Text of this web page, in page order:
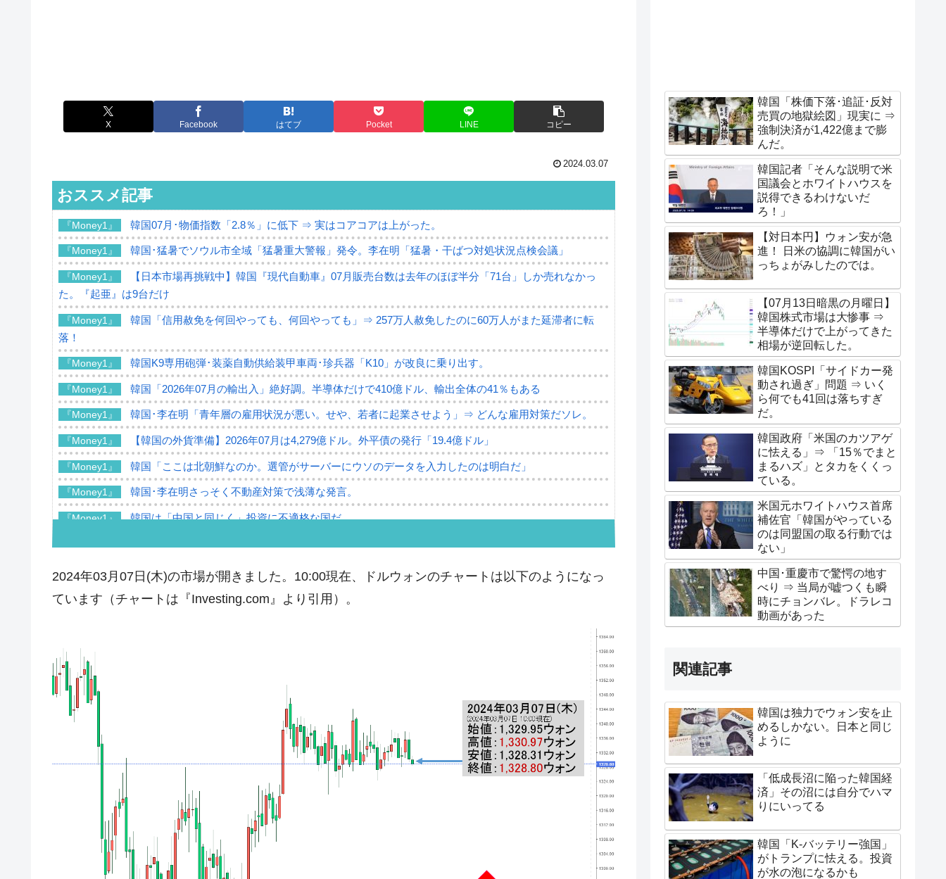
X Facebook はてブ Pocket LINE コピー
2024.03.07
おススメ記事
『Money1』 韓国07月･物価指数「2.8％」に低下 ⇒ 実はコアコアは上がった。
『Money1』 韓国･猛暑でソウル市全域「猛暑重大警報」発令。李在明「猛暑・干ばつ対処状況点検会議」
『Money1』
【日本市場再挑戦中】韓国『現代自動車』07月販売台数は去年のほぼ半分「71台」しか売れなかっ
た。『起亜』は9台だけ
『Money1』
韓国「信用赦免を何回やっても、何回やっても」⇒ 257万人赦免したのに60万人がまた延滞者に転
落！
『Money1』 韓国K9専用砲弾･装薬自動供給装甲車両･珍兵器「K10」が改良に乗り出す。
『Money1』 韓国「2026年07月の輸出入」絶好調。半導体だけで410億ドル、輸出全体の41％もある
『Money1』 韓国･李在明「青年層の雇用状況が悪い。せや、若者に起業させよう」⇒ どんな雇用対策だソレ。
『Money1』 【韓国の外貨準備】2026年07月は4,279億ドル。外平債の発行「19.4億ドル」
『Money1』 韓国「ここは北朝鮮なのか。選管がサーバーにウソのデータを入力したのは明白だ」
『Money1』 韓国･李在明さっそく不動産対策で浅薄な発言。
『Money1』 韓国は「中国と同じく」投資に不適格な国だ。
『Money1』 韓国･外為取引量「1日当たり1,214.4億ドル」まで拡大 ⇒ 海外資金の動きに強く左右される状態
『Money1』 韓国･帰ってきた李在明。李在明を支持しない「50.5％」に上昇
『Money1』
『Money1』
『Money1』 韓国製造業「半導体絶好調」のウラで他業種は全般的「不調」⇒ PSIが示す現況は決して良くない。
『Money1』 【米韓激突案件】韓国消費者院が『クーパン』1人当たり賠償10万ウォンを認定 ⇒ 総額3兆7,000億
『Money1』 韓国で猛暑。南東部では干ばつ
韓国型イージス搭載の次世代駆逐艦「KDDX」1番艦、2032年竣工と公示
『Money1』 【対日本円】ウォン安が急進！ 日米の協調に韓国がいっちょがみしたのでは。
『Money1』
韓国政府『BYD』車への補助金を全廃 ⇒ 実は韓国で『BYD』車は売れている。6カ月で対前年同期比
2024年03月07日(木)の市場が開きました。10:00現在、ドルウォンのチャートは以下のようになっ
ています（チャートは『Investing.com』より引用）。
韓国「株価下落･追証･反対
売買の地獄絵図」現実に ⇒
強制決済が1,422億まで膨
んだ。
韓国記者「そんな説明で米
国議会とホワイトハウスを
説得できるわけないだ
ろ！」
【対日本円】ウォン安が急
進！ 日米の協調に韓国がい
っちょがみしたのでは。
【07月13日暗黒の月曜日】
韓国株式市場は大惨事 ⇒
半導体だけで上がってきた
相場が逆回転した。
韓国KOSPI「サイドカー発
動され過ぎ」問題 ⇒ いく
ら何でも41回は落ちすぎ
だ。
韓国政府「米国のカツアゲ
に怯える」⇒ 「15％でまと
まるハズ」とタカをくくっ
ている。
米国元ホワイトハウス首席
補佐官「韓国がやっている
のは同盟国の取る行動では
ない」
中国･重慶市で驚愕の地す
べり ⇒ 当局が嘘つくも瞬
時にチョンバレ。ドラレコ
動画があった
関連記事
韓国は独力でウォン安を止
めるしかない。日本と同じ
ように
「低成長沼に陥った韓国経
済」その沼には自分でハマ
りにいってる
韓国「K-バッテリー強国」
がトランプに怯える。投資
が水の泡になるかも